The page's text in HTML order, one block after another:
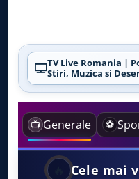
TV Live Romania |
Stiri, Muzica si
📺 Generale ⚽
Cele mai